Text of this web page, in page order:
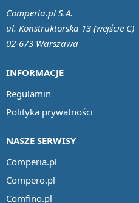
INFORMACJE
Regulamin
Polityka prywatności
NASZE SERWISY
Comperia.pl
Compero.pl
Comfino.pl
Comperia.pl S.A.
ul. Konstruktorska 13 (wejście C)
02-673 Warszawa